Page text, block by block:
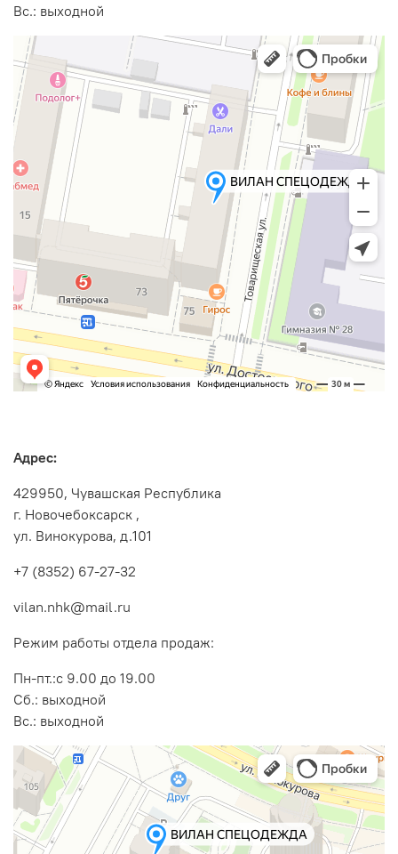
Вс.: выходной
Адрес:
429950, Чувашская Республика
г. Новочебоксарск ,
ул. Винокурова, д.101
+7 (8352) 67-27-32
vilan.nhk@mail.ru
Режим работы отдела продаж:
Пн-пт.:с 9.00 до 19.00
Cб.: выходной
Вс.: выходной